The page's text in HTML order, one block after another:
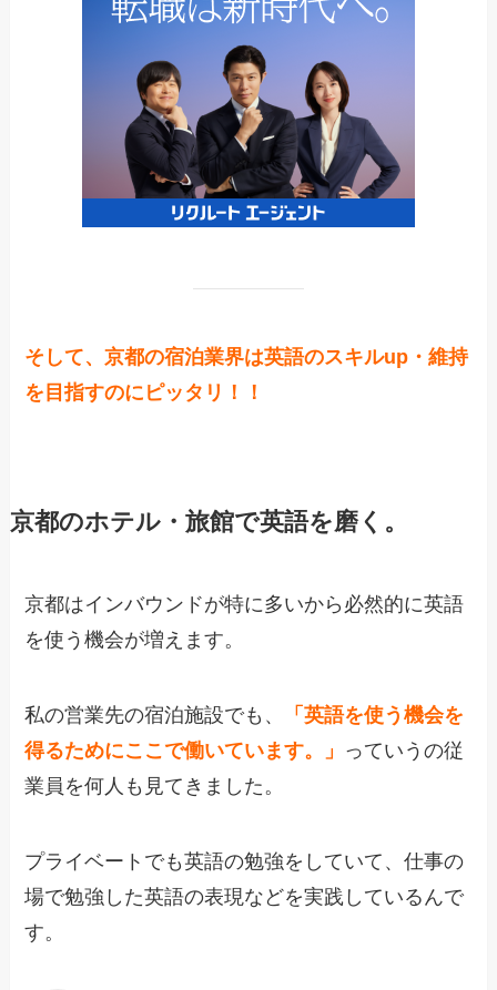
そして、京都の宿泊業界は英語のスキルup・維持
を目指すのにピッタリ！！
京都のホテル・旅館で英語を磨く。
京都はインバウンドが特に多いから必然的に英語
を使う機会が増えます。
私の営業先の宿泊施設でも、
「英語を使う機会を
得るためにここで働いています。」 っていうの従
業員を何人も見てきました。
プライベートでも英語の勉強をしていて、仕事の
場で勉強した英語の表現などを実践しているんで
す。